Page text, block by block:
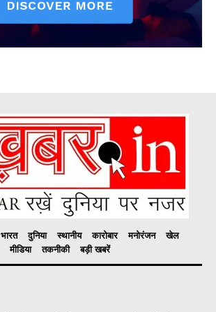
भारत दुनिया स्थानीय कारोबार मनोरंजन
खेल
मीडिया
तकनीकी बड़ी खबरें